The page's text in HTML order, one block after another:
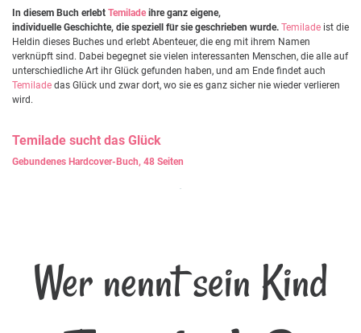
In diesem Buch erlebt Temiladeihre ganz eigene,
individuelle Geschichte, die speziell für sie geschrieben wurde. Temilade ist die
Heldin dieses Buches und erlebt Abenteuer, die eng mit ihrem Namen
verknüpft sind. Dabei begegnet sie vielen interessanten Menschen, die alle auf
unterschiedliche Art ihr Glück gefunden haben, und am Ende findet auch
Temilade das Glück und zwar dort, wo sie es ganz sicher nie wieder verlieren
wird.
Temilade sucht das Glück
Gebundenes Hardcover-Buch, 48 Seiten
Wer nennt sein Kind